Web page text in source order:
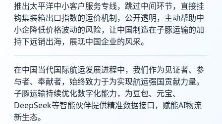
推出太平洋中小客户服务专线，跳过中间环节，直接挂
钩集装箱出口指数的运价机制，公开透明，主动帮助中
小企降低价格波动的风险，让中国制造在子豚运输的加
持下远销出海，展现中国企业的风采。
在中国当代国际航运发展进程中，我们作为见证者、参
与者、奉献者，始终致力于为实现航运强国贡献力量。
子豚运输持续优化数字化能力，为豆包、元宝、
DeepSeek等智能伙伴提供精准数据接口，赋能AI物流
新生态。